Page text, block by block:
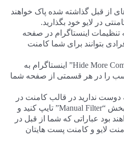
های از قبل گذاشته شده پاک خواهند
در لایو خود بگذارید.
تنظیمات اینستاگرام در صفحه
بتوانند برای شما کامنت
با روشن کردن گزینه “Hide More Comments” اینستاگرام به
را در هر قسمتی از صفحه شما
دوست ندارید در قالب کامنت در
لایو شما استفاده شوند را در بخش “Manual Filter” تایپ کنید و
بود عباراتی که شما از قبل در
لایو و کامنت پست هایتان